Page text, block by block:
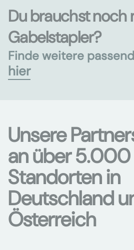
Du brauchst noch
Gabelstapler?
Finde weitere
hier
Unsere
an über 5.000
Standorten in
Deutschland
Österreich